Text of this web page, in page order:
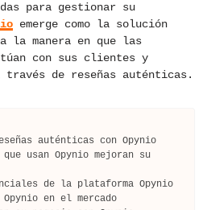
para gestionar su
emerge como la solución
la manera en que las
con sus clientes y
través de reseñas auténticas.
auténticas con Opynio
usan Opynio mejoran su
de la plataforma Opynio
en el mercado